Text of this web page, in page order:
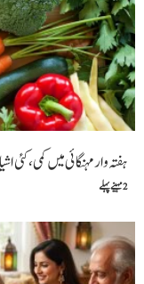
ہفتہ وار مہنگائی میں کمی،
2 مہینے پہلے